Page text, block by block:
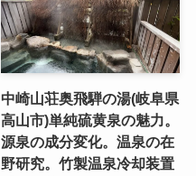
中崎山荘奥飛騨の湯(岐阜県
高山市)単純硫黄泉の魅力。
源泉の成分変化。温泉の在
野研究。竹製温泉冷却装置